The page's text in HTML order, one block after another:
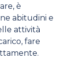
è
abitudini e
attività
fare